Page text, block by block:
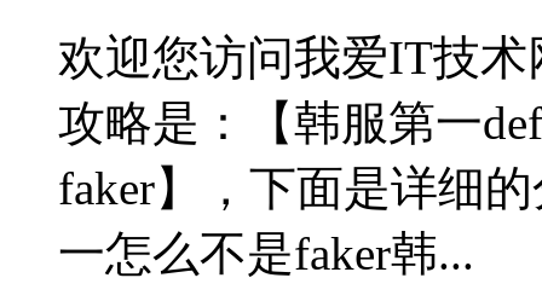
欢迎您访问我爱IT技
攻略是：【韩服第一
faker】，下面是详细
一怎么不是faker韩...